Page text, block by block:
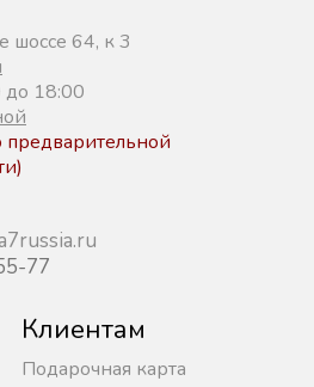
Клиентам
шоссе 64, к 3
до 18:00
77
Подарочная карта